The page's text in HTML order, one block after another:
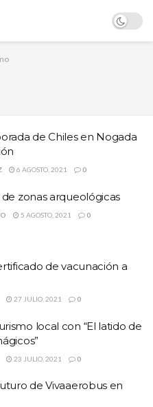
de Chiles en Nogada
6 AGOSTO, 2021 0
zonas arqueológicas
5 AGOSTO, 2021 0
de vacunación a
27 JULIO, 2021 0
local con “El latido de
23 JULIO, 2021 0
de Vivaaerobus en